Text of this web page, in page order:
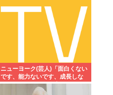
ニューヨーク(芸人)「面白くない
です、能力ないです、成長しな
いです、たびたび炎上します」
←それでもゴリ押される理由